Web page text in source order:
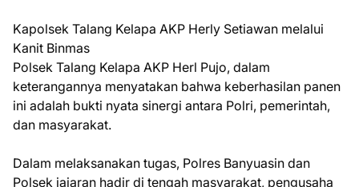
Kapolsek Talang Kelapa AKP Herly Setiawan melalui
Kanit Binmas
Polsek Talang Kelapa AKP Herl Pujo, dalam
keterangannya menyatakan bahwa keberhasilan panen
ini adalah bukti nyata sinergi antara Polri, pemerintah,
dan masyarakat.
Dalam melaksanakan tugas, Polres Banyuasin dan
Polsek jajaran hadir di tengah masyarakat, pengusaha